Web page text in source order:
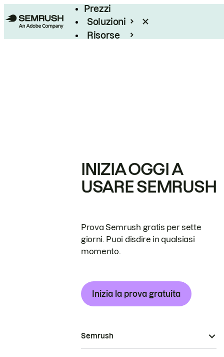
Prezzi
Soluzioni
Risorse
INIZIA OGGI A
USARE SEMRUSH
Prova Semrush gratis per sette
giorni. Puoi disdire in qualsiasi
momento.
Inizia la prova gratuita
Semrush